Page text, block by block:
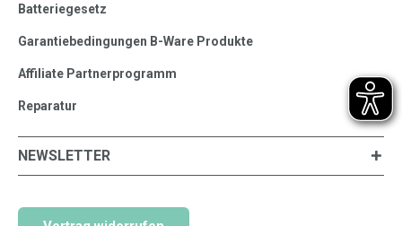
Batteriegesetz
Garantiebedingungen B-Ware Produkte
Affiliate Partnerprogramm
Reparatur
NEWSLETTER